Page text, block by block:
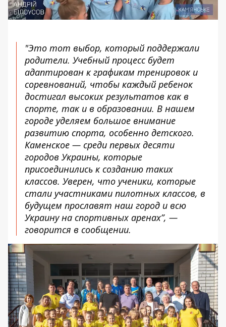
"Это тот выбор, который поддержали
родители. Учебный процесс будет
адаптирован к графикам тренировок и
соревнований, чтобы каждый ребенок
достигал высоких результатов как в
спорте, так и в образовании. В нашем
городе уделяем большое внимание
развитию спорта, особенно детского.
Каменское — среди первых десяти
городов Украины, которые
присоединились к созданию таких
классов. Уверен, что ученики, которые
стали участниками пилотных классов, в
будущем прославят наш город и всю
Украину на спортивных аренах”, —
говорится в сообщении.